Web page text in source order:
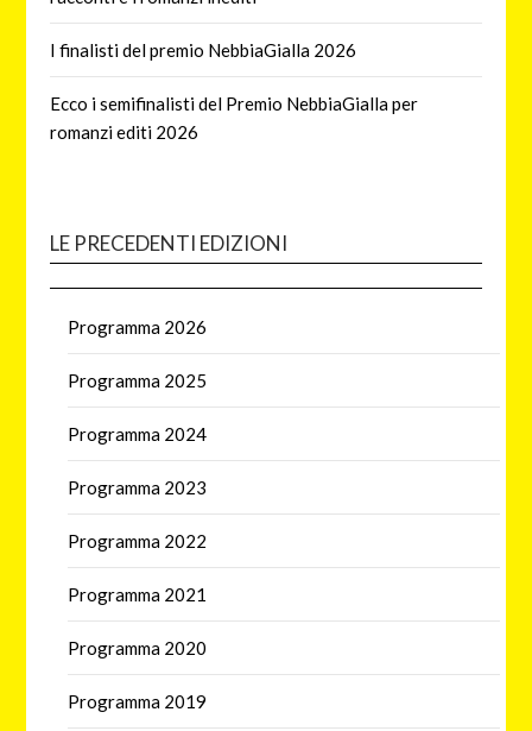
I finalisti del premio NebbiaGialla 2026
Ecco i semifinalisti del Premio NebbiaGialla per
romanzi editi 2026
LE PRECEDENTI EDIZIONI
Programma 2026
Programma 2025
Programma 2024
Programma 2023
Programma 2022
Programma 2021
Programma 2020
Programma 2019